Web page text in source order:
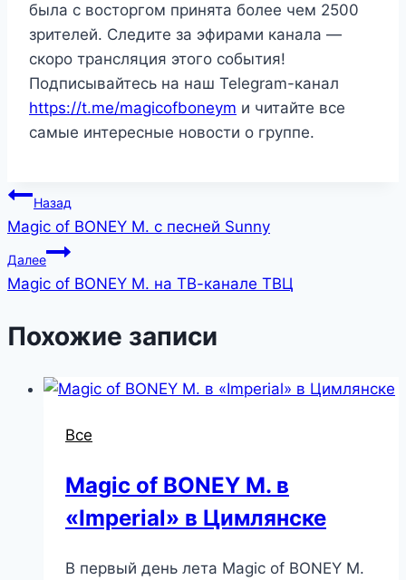
была с восторгом принята более чем 2500
зрителей. Следите за эфирами канала —
скоро трансляция этого события!
Подписывайтесь на наш Telegram-канал
https://t.me/magicofboneym и читайте все
самые интересные новости о группе.
Назад
Magic of BONEY M. с песней Sunny
Далее
Magic of BONEY M. на ТВ-канале ТВЦ
Похожие записи
Все
Magic of BONEY M. в
«Imperial» в Цимлянске
В первый день лета Magic of BONEY M.